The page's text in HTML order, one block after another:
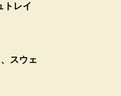
トレイ
スウェ